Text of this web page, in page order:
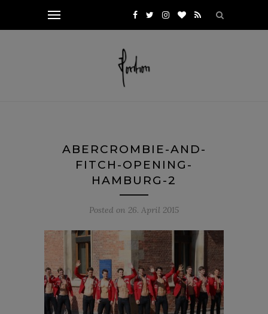
ABERCROMBIE-AND-
FITCH-OPENING-
HAMBURG-2
Posted on 26. April 2015